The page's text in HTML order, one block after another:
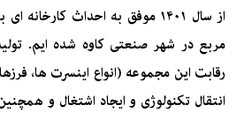
مربع در شهر صنعتی کاوه شده ایم.
رقابت این مجموعه (انواع اینسرت ها،
انتقال تکنولوژی و ایجاد اشتغال و